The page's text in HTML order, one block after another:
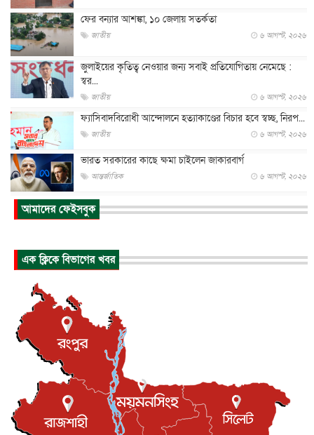
ফের বন্যার আশঙ্কা, ১০ জেলায় সতর্কতা
জাতীয় ৬ আগস্ট, ২০২৬
জুলাইয়ের কৃতিত্ব নেওয়ার জন্য সবাই প্রতিযোগিতায় নেমেছে :
স্বর...
জাতীয় ৬ আগস্ট, ২০২৬
ফ্যাসিবাদবিরোধী আন্দোলনে হত্যাকাণ্ডের বিচার হবে স্বচ্ছ, নিরপ...
জাতীয় ৬ আগস্ট, ২০২৬
ভারত সরকারের কাছে ক্ষমা চাইলেন জাকারবার্গ
আন্তর্জাতিক ৬ আগস্ট, ২০২৬
আকাশে ট্রাম্পের হেলিকপ্টার ও যাত্রীবাহী বিমান মুখোমুখি, তদন্...
আন্তর্জাতিক
আন্তর্জাতিক ৬ আগস্ট, ২০২৬
টি-টোয়েন্টি ইতিহাসের সর্বোচ্চ রানের মালিক এখন জস বাটলার
বস্তিতে কেটেছে শৈশব, আজ মুম্বাইয়ে দুই বাড়ির মালিক
বিনোদন ৬ আগস্ট, ২০২৬
যুক্তরাজ্যে বসবাসরত জাতীয়তাবাদী কুলাউড়াবাসীর মত বিনিময়
সভা...
আমাদের ফেইসবুক
এক ক্লিকে বিভাগের খবর